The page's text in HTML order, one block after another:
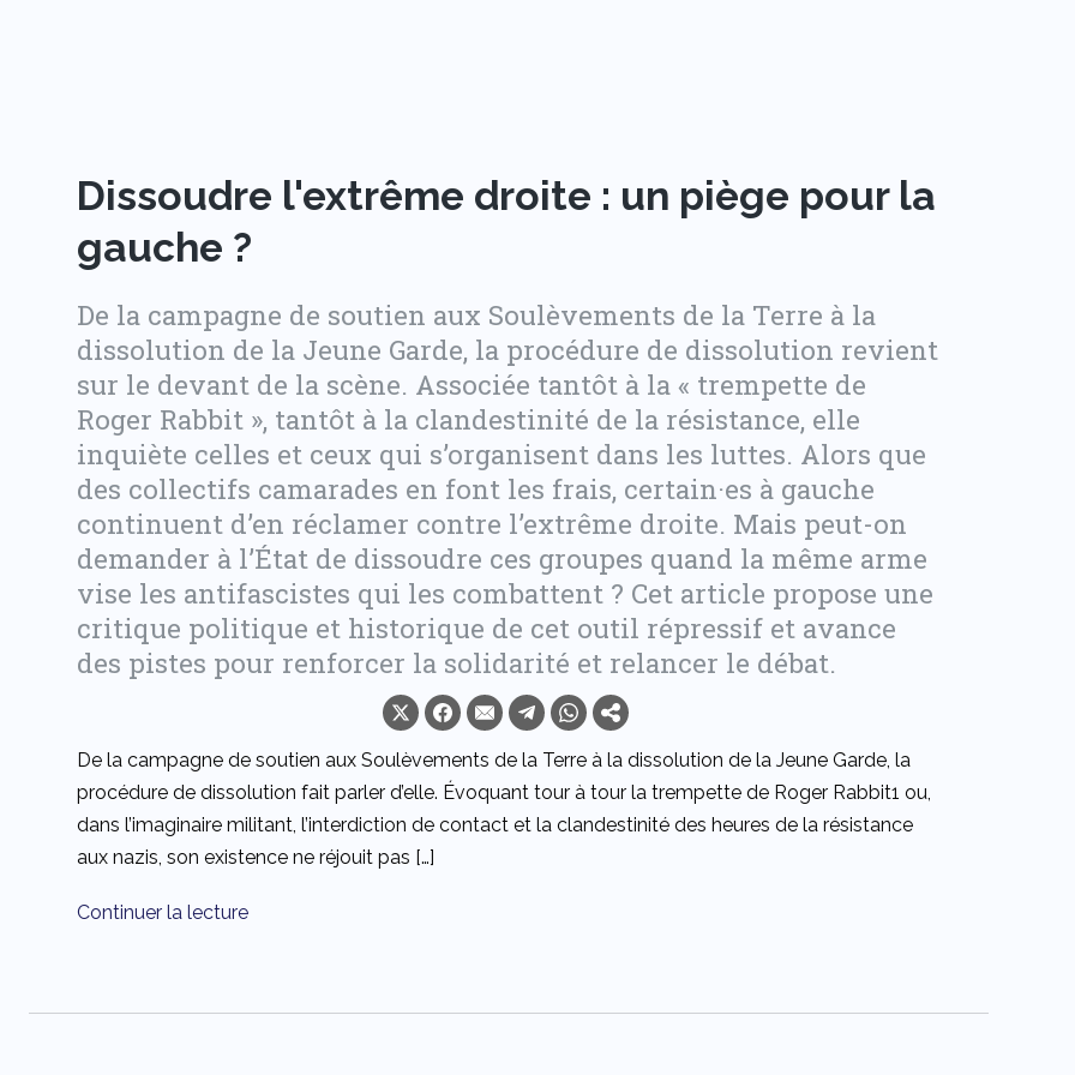
Dissoudre l'extrême droite : un piège pour la
gauche ?
De la campagne de soutien aux Soulèvements de la Terre à la
dissolution de la Jeune Garde, la procédure de dissolution revient
sur le devant de la scène. Associée tantôt à la « trempette de
Roger Rabbit », tantôt à la clandestinité de la résistance, elle
inquiète celles et ceux qui s’organisent dans les luttes. Alors que
des collectifs camarades en font les frais, certain·es à gauche
continuent d’en réclamer contre l’extrême droite. Mais peut-on
demander à l’État de dissoudre ces groupes quand la même arme
vise les antifascistes qui les combattent ? Cet article propose une
critique politique et historique de cet outil répressif et avance
des pistes pour renforcer la solidarité et relancer le débat.
De la campagne de soutien aux Soulèvements de la Terre à la dissolution de la Jeune Garde, la
procédure de dissolution fait parler d’elle. Évoquant tour à tour la trempette de Roger Rabbit1 ou,
dans l’imaginaire militant, l’interdiction de contact et la clandestinité des heures de la résistance
aux nazis, son existence ne réjouit pas […]
Continuer la lecture